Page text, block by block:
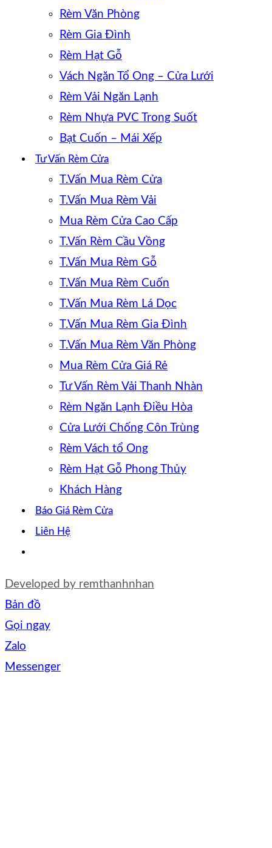
Rèm Văn Phòng
Rèm Gia Đình
Rèm Hạt Gỗ
Vách Ngăn Tổ Ong – Cửa Lưới
Rèm Vải Ngăn Lạnh
Rèm Nhựa PVC Trong Suốt
Bạt Cuốn – Mái Xếp
Tư Vấn Rèm Cửa
T.Vấn Mua Rèm Cửa
T.Vấn Mua Rèm Vải
Mua Rèm Cửa Cao Cấp
T.Vấn Rèm Cầu Vồng
T.Vấn Mua Rèm Gỗ
T.Vấn Mua Rèm Cuốn
T.Vấn Mua Rèm Lá Dọc
T.Vấn Mua Rèm Gia Đình
T.Vấn Mua Rèm Văn Phòng
Mua Rèm Cửa Giá Rẻ
Tư Vấn Rèm Vải Thanh Nhàn
Rèm Ngăn Lạnh Điều Hòa
Cửa Lưới Chống Côn Trùng
Rèm Vách tổ Ong
Rèm Hạt Gỗ Phong Thủy
Khách Hàng
Báo Giá Rèm Cửa
Liên Hệ
Developed by remthanhnhan
Bản đồ
Gọi ngay
Zalo
Messenger